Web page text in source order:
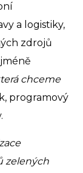
a logistiky,
zdrojů
chceme
programový
zelených